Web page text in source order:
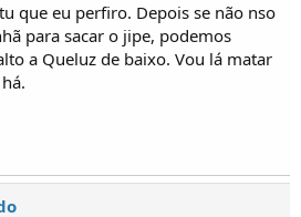
que eu perfiro. Depois se não nso
para sacar o jipe, podemos
a Queluz de baixo. Vou lá matar